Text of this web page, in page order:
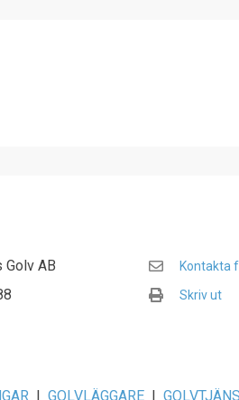
Golv AB
Kontakta
Skriv ut
| GOLVLÄGGARE |